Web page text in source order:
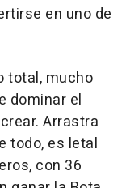
en uno de
total, mucho
dominar el
Arrastra
todo, es letal
con 36